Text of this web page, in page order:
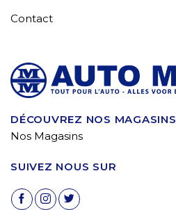
Contact
DÉCOUVREZ NOS MAGASINS
Nos Magasins
SUIVEZ NOUS SUR